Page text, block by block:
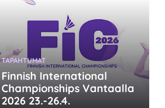
Finnish International
Championships Vantaalla
2026 23.-26.4.
KATEGORIA:
TAPAHTUMAT